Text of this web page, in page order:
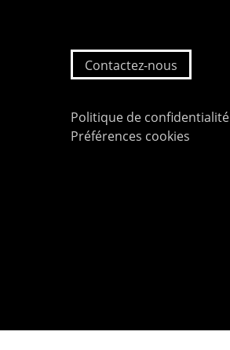
Contactez-nous
Politique de confidentialité
Préférences cookies